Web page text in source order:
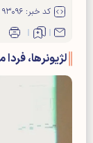
کد خبر: ۹۳۰۹۶
لژیونر‌ها،